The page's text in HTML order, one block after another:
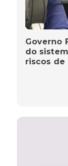
Governo
do
riscos de